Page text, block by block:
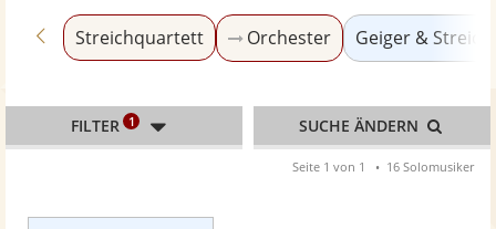
Zurück zu «Solomusiker»
Streichquartett Orchester Geiger &
FILTER 1 SUCHE ÄNDERN
Seite 1 von 1 16 Solomusiker